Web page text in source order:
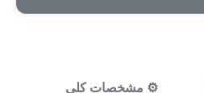
⚙️ مشخصات کلی